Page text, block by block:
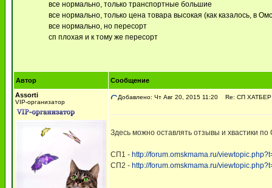
все нормально, только транспортные большие
все нормально, только цена товара высокая (как казалось, в
все нормально, но пересорт
сп плохая и к тому же пересорт
Автор
Сообщение
Assorti
VIP-организатор
Добавлено: Чт Авг 20, 2015 11:20 Re: СП ХАТБЕР
Здесь можно оставлять отзывы и хвастики
СП1 - http://forum.omskmama.ru/
СП2 - http://forum.omskmama.ru/